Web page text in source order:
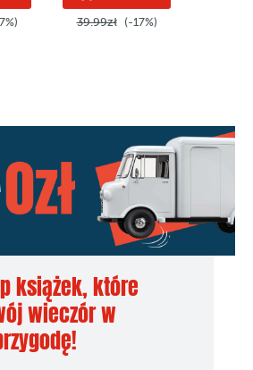
39.99zł (-17%)
książek, które
wieczór w